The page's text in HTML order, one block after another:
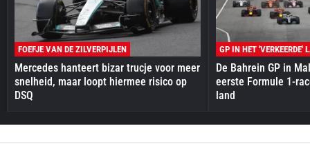
FOEFJE VAN DE ZILVERPIJLEN
Mercedes hanteert bizar trucje voor meer
snelheid, maar loopt hiermee risico op
DSQ
GP IN HET 'VERKEERDE'
De Bahrein GP in
eerste Formule 1-
land